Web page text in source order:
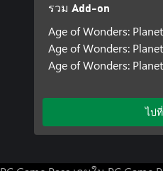
รวม Add-on
Age of Wonders:
Age of Wonders:
Age of Wonders:
ไป